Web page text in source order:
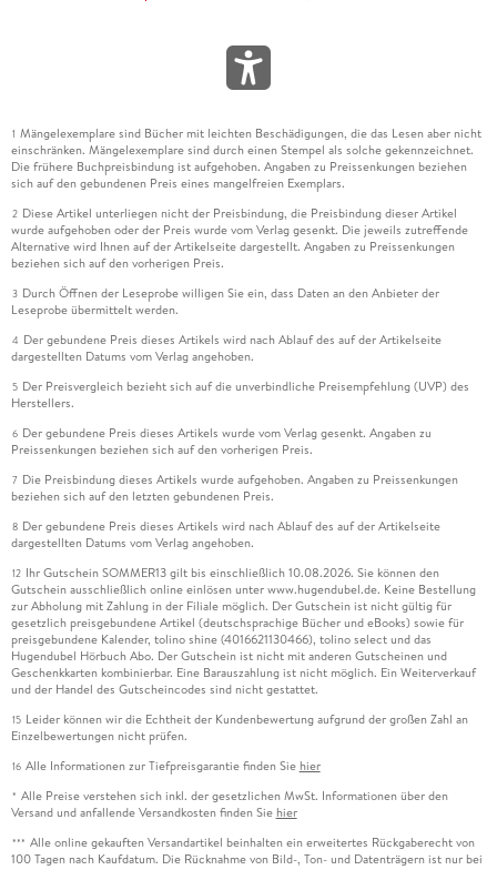
1 Mängelexemplare sind Bücher mit leichten Beschädigungen, die das Lesen aber nicht
einschränken. Mängelexemplare sind durch einen Stempel als solche gekennzeichnet.
Die frühere Buchpreisbindung ist aufgehoben. Angaben zu Preissenkungen beziehen
sich auf den gebundenen Preis eines mangelfreien Exemplars.
2 Diese Artikel unterliegen nicht der Preisbindung, die Preisbindung dieser Artikel
wurde aufgehoben oder der Preis wurde vom Verlag gesenkt. Die jeweils zutreffende
Alternative wird Ihnen auf der Artikelseite dargestellt. Angaben zu Preissenkungen
beziehen sich auf den vorherigen Preis.
3 Durch Öffnen der Leseprobe willigen Sie ein, dass Daten an den Anbieter der
Leseprobe übermittelt werden.
4 Der gebundene Preis dieses Artikels wird nach Ablauf des auf der Artikelseite
dargestellten Datums vom Verlag angehoben.
5 Der Preisvergleich bezieht sich auf die unverbindliche Preisempfehlung (UVP) des
Herstellers.
6 Der gebundene Preis dieses Artikels wurde vom Verlag gesenkt. Angaben zu
Preissenkungen beziehen sich auf den vorherigen Preis.
7 Die Preisbindung dieses Artikels wurde aufgehoben. Angaben zu Preissenkungen
beziehen sich auf den letzten gebundenen Preis.
8 Der gebundene Preis dieses Artikels wird nach Ablauf des auf der Artikelseite
dargestellten Datums vom Verlag angehoben.
12 Ihr Gutschein SOMMER13 gilt bis einschließlich 10.08.2026. Sie können den
Gutschein ausschließlich online einlösen unter www.hugendubel.de. Keine Bestellung
zur Abholung mit Zahlung in der Filiale möglich. Der Gutschein ist nicht gültig für
gesetzlich preisgebundene Artikel (deutschsprachige Bücher und eBooks) sowie für
preisgebundene Kalender, tolino shine (4016621130466), tolino select und das
Hugendubel Hörbuch Abo. Der Gutschein ist nicht mit anderen Gutscheinen und
Geschenkkarten kombinierbar. Eine Barauszahlung ist nicht möglich. Ein Weiterverkauf
und der Handel des Gutscheincodes sind nicht gestattet.
15 Leider können wir die Echtheit der Kundenbewertung aufgrund der großen Zahl an
Einzelbewertungen nicht prüfen.
16 Alle Informationen zur Tiefpreisgarantie finden Sie hier
* Alle Preise verstehen sich inkl. der gesetzlichen MwSt. Informationen über den
Versand und anfallende Versandkosten finden Sie hier
*** Alle online gekauften Versandartikel beinhalten ein erweitertes Rückgaberecht von
100 Tagen nach Kaufdatum. Die Rücknahme von Bild-, Ton- und Datenträgern ist nur bei